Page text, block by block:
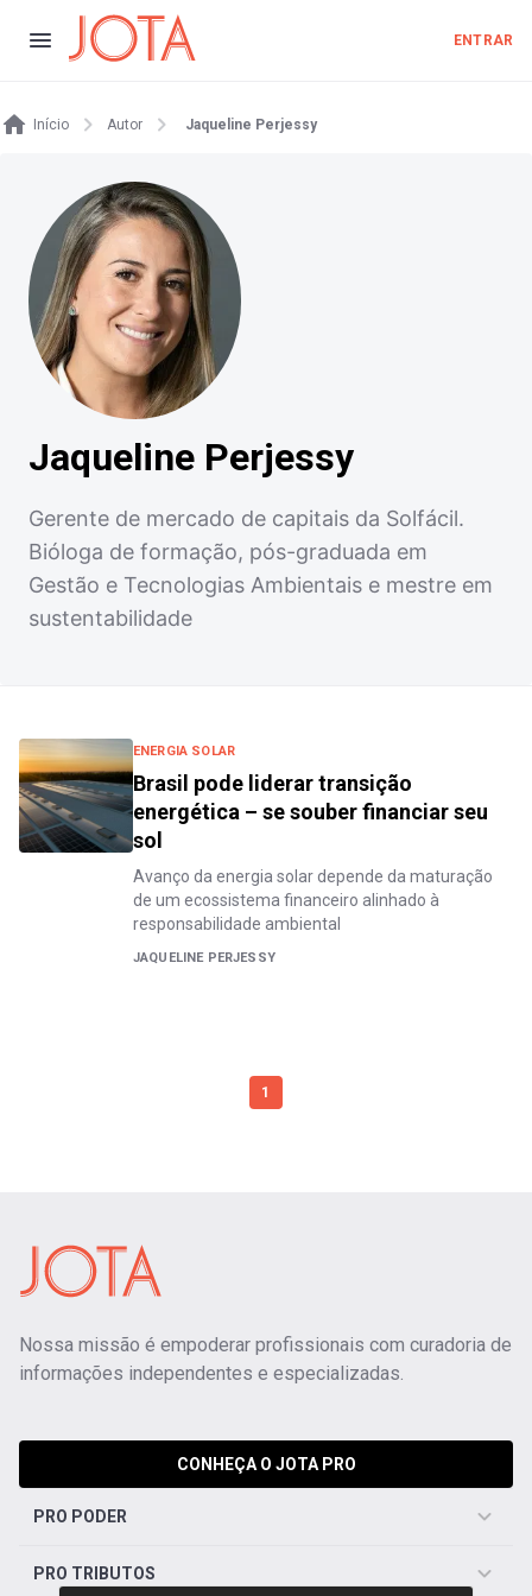
ENTRAR
Início Autor Jaqueline Perjessy
Jaqueline Perjessy
Gerente de mercado de capitais da Solfácil.
Bióloga de formação, pós-graduada em
Gestão e Tecnologias Ambientais e mestre em
sustentabilidade
ENERGIA SOLAR
Brasil pode liderar transição
energética – se souber financiar seu
sol
Avanço da energia solar depende da maturação
de um ecossistema financeiro alinhado à
responsabilidade ambiental
JAQUELINE PERJESSY
1
Nossa missão é empoderar profissionais com curadoria de
informações independentes e especializadas.
CONHEÇA O JOTA PRO
PRO PODER
PRO TRIBUTOS